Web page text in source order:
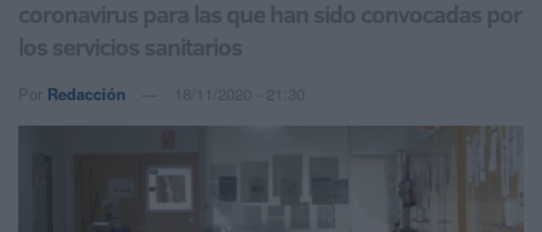
coronavirus para las que han sido convocadas por
los servicios sanitarios
Por Redacción 18/11/2020 - 21:30